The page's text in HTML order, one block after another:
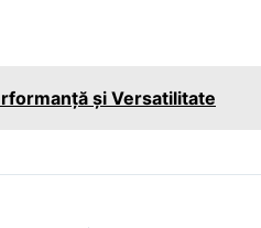
și Versatilitate